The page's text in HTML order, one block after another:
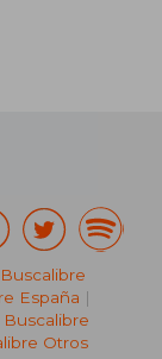
Buscalibre
España |
Buscalibre
Otros